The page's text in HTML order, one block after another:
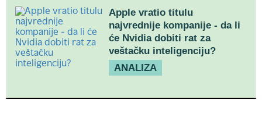
Apple vratio titulu
najvrednije kompanije - da li
će Nvidia dobiti rat za
veštačku inteligenciju?
ANALIZA